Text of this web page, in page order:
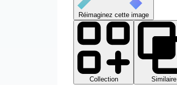
Réimaginez cette image
Collection
Similaire